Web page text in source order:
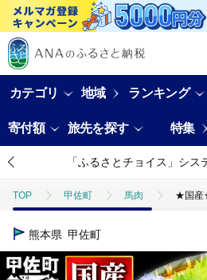
カテゴリ 地域 ランキング
寄付額 旅先を探す 特集
「ふるさとチョイス」シス
TOP 甲佐町 馬肉 ★国産
TOP
TOP 肉 馬肉 ★国産★上
熊本県 甲佐町